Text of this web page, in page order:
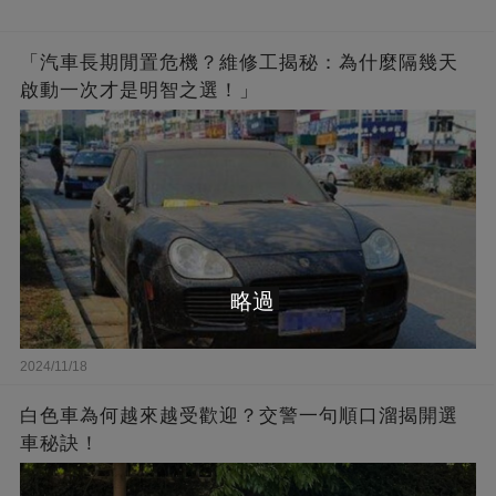
「汽車長期閒置危機？維修工揭秘：為什麼隔幾天
啟動一次才是明智之選！」
2024/11/18
白色車為何越來越受歡迎？交警一句順口溜揭開選
車秘訣！
略過